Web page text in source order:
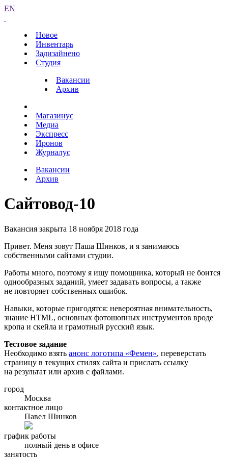
EN
Новое
Инвентарь
Задизайнено
Студия
Вакансии
Архив
Магазинус
Медиа
Экспресс
Иронов
Журналус
Вакансии
Архив
Сайтовод-10
Вакансия закрыта 18 ноября 2018 года
Привет. Меня зовут Паша Шинков, и я занимаюсь
собственными сайтами студии.
Работы много, поэтому я ищу помощника, который не боится
однообразных заданий, умеет задавать вопросы, а также
не повторяет собственных ошибок.
Навыки, которые пригодятся: невероятная внимательность,
знание HTML, основных фотошопных инструментов вроде
кропа и скейла и грамотный русский язык.
Тестовое задание
Необходимо взять анонс логотипа «Фемен», переверстать
страницу в текущих стилях сайта и прислать ссылку
на результат или архив с файлами.
город
Москва
контактное лицо
Павел Шинков
график работы
полный день в офисе
занятость